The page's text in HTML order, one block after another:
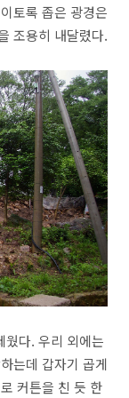
토록 좁은 광경은
조용히 내달렸다.
웠다. 우리 외에는
는데 갑자기 곱게
커튼을 친 듯 한